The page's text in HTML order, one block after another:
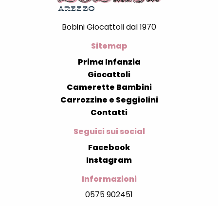
Bobini Giocattoli dal 1970
Sitemap
Prima Infanzia
Giocattoli
Camerette Bambini
Carrozzine e Seggiolini
Contatti
Seguici sui social
Facebook
Instagram
Informazioni
0575 902451